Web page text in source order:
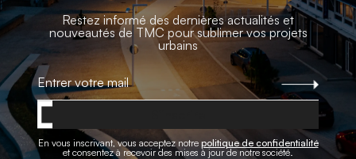
Restez informé des dernières actualités et
nouveautés de TMC pour sublimer vos projets
urbains
En vous inscrivant, vous acceptez notre politique de confidentialité
et consentez à recevoir des mises à jour de notre société.